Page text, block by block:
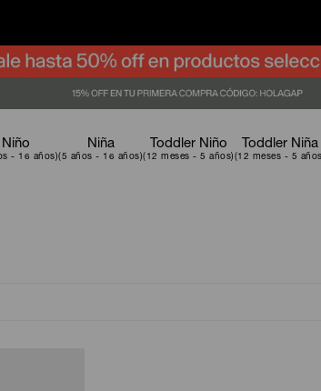
Niño Niña Toddler Niño Toddler Niña